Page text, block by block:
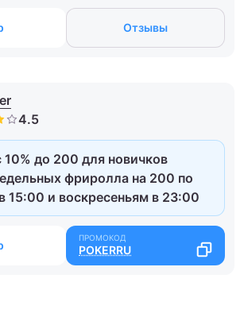
Отзывы
10% до 200 для новичков
фриролла на 200 по
15:00 и воскресеньям в 23:00
POKERRU